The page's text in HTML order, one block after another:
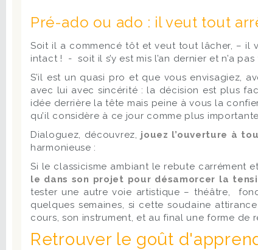
Pré-ado ou ado : il veut tout
Soit il a commencé tôt et veut tout lâcher, – il
intact ! - soit il s’y est mis l’an dernier et n’a
S’il est un quasi pro et que vous envisagiez,
avec lui avec sincérité : la décision est plus
idée derrière la tête mais peine à vous la
qu’il considère à ce jour comme plus
Dialoguez, découvrez, jouez l’ouverture à
harmonieuse :
Si le classicisme ambiant le rebute carrément
le dans son projet pour désamorcer la
tester une autre voie artistique – théâtre,
quelques semaines, si cette soudaine
cours, son instrument, et au final une forme de
Retrouver le goût